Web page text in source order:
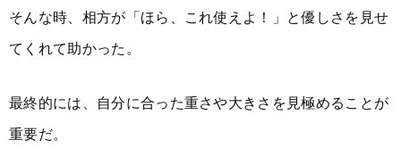
そんな時、相方が「ほら、これ使えよ！」と優しさを見せ
てくれて助かった。
最終的には、自分に合った重さや大きさを見極めることが
重要だ。